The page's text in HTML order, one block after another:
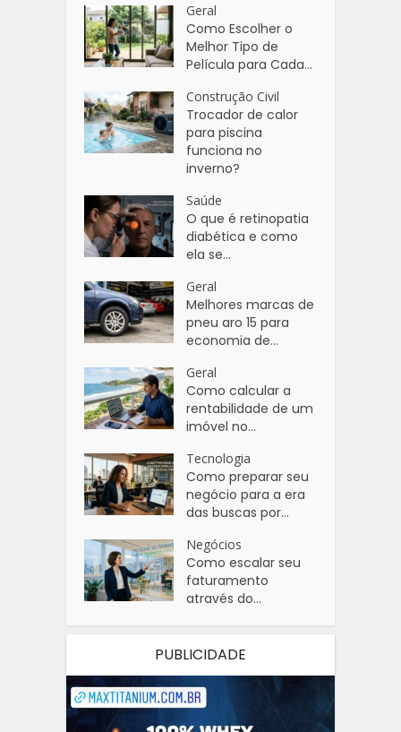
Geral
Como Escolher o
Melhor Tipo de
Película para Cada...
Construção Civil
Trocador de calor
para piscina
funciona no
inverno?
Saúde
O que é retinopatia
diabética e como
ela se...
Geral
Melhores marcas de
pneu aro 15 para
economia de...
Geral
Como calcular a
rentabilidade de um
imóvel no...
Tecnologia
Como preparar seu
negócio para a era
das buscas por...
Negócios
Como escalar seu
faturamento
através do...
PUBLICIDADE